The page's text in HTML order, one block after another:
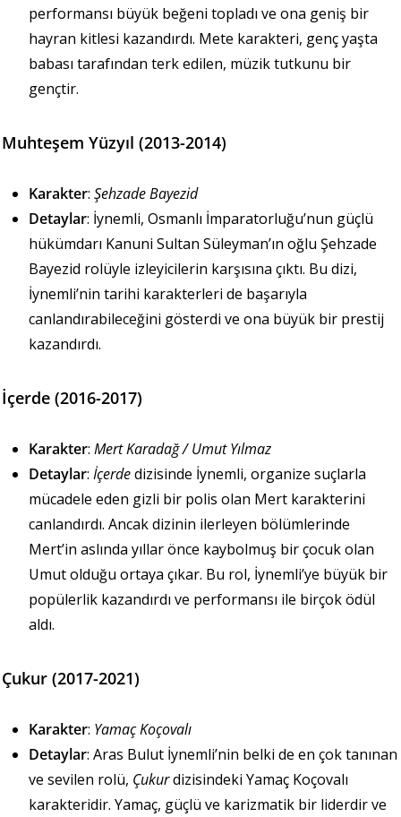
performansı büyük beğeni topladı ve ona geniş bir
hayran kitlesi kazandırdı. Mete karakteri, genç yaşta
babası tarafından terk edilen, müzik tutkunu bir
gençtir.
Muhteşem Yüzyıl (2013-2014)
Karakter: Şehzade Bayezid
Detaylar: İynemli, Osmanlı İmparatorluğu’nun güçlü
hükümdarı Kanuni Sultan Süleyman’ın oğlu Şehzade
Bayezid rolüyle izleyicilerin karşısına çıktı. Bu dizi,
İynemli’nin tarihi karakterleri de başarıyla
canlandırabileceğini gösterdi ve ona büyük bir prestij
kazandırdı.
İçerde (2016-2017)
Karakter: Mert Karadağ / Umut Yılmaz
Detaylar: İçerdedizisinde İynemli, organize suçlarla
mücadele eden gizli bir polis olan Mert karakterini
canlandırdı. Ancak dizinin ilerleyen bölümlerinde
Mert’in aslında yıllar önce kaybolmuş bir çocuk olan
Umut olduğu ortaya çıkar. Bu rol, İynemli’ye büyük bir
popülerlik kazandırdı ve performansı ile birçok ödül
aldı.
Çukur (2017-2021)
Karakter: Yamaç Koçovalı
Detaylar: Aras Bulut İynemli’nin belki de en çok tanınan
ve sevilen rolü, Çukurdizisindeki Yamaç Koçovalı
karakteridir. Yamaç, güçlü ve karizmatik bir liderdir ve